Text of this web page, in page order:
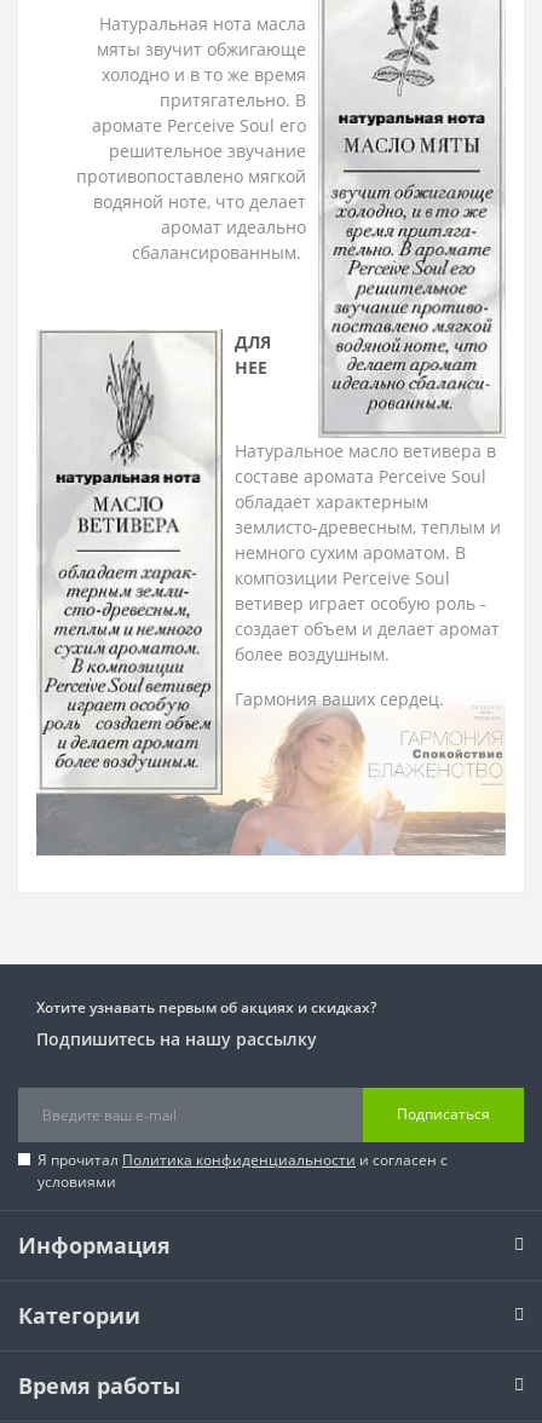
Натуральная нота масла
мяты звучит обжигающе
холодно и в то же время
притягательно. В
аромате Perceive Soul его
решительное звучание
противопоставлено мягкой
водяной ноте, что делает
аромат идеально
сбалансированным.
ДЛЯ
НЕЕ
Натуральное масло ветивера в
составе аромата Perceive Soul
обладает характерным
землисто-древесным, теплым и
немного сухим ароматом. В
композиции Perceive Soul
ветивер играет особую роль -
создает объем и делает аромат
более воздушным.
Гармония ваших сердец.
Хотите узнавать первым об акциях и скидках?
Подпишитесь на нашу рассылку
Подписаться
Я прочитал Политика конфиденциальности и согласен с
условиями
Информация
Категории
Время работы